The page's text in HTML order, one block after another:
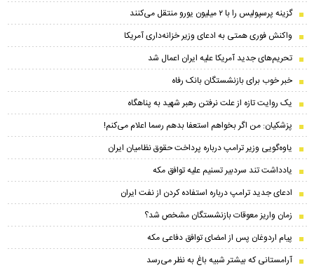
گزینه پرسپولیس را با ۲ میلیون یورو منتقل می‌کنند
واکنش فوری همتی به ادعای وزیر خزانه‌داری آمریکا
تحریم‌های جدید آمریکا علیه ایران اعمال شد
خبر خوب برای بازنشستگان بانک رفاه
یک روایت تازه از علت نرفتن رهبر شهید به پناهگاه
پزشکیان: من اگر بخواهم استعفا بدهم رسما اعلام می‌کنم!
یاوه‌گویی وزیر ترامپ درباره پرداخت حقوق نظامیان ایران
یادداشت تند سردبیر تسنیم علیه توافق مکه
ادعای جدید ترامپ درباره استفاده کردن از نفت ایران
زمان واریز معوقات بازنشستگان مشخص شد؟
پیام اردوغان پس از امضای توافق دفاعی مکه
آرامستانی که بیشتر شبیه باغ به نظر می‌رسد